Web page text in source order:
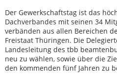
Der Gewerkschaftstag ist das
Dachverbandes mit seinen 34
verbänden aus allen Bereichen
Freistaat Thüringen. Die
Landesleitung des tbb
neu zu wählen, sowie über die
den kommenden fünf Jahren zu